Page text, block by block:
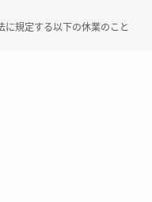
規定する以下の休業のこと